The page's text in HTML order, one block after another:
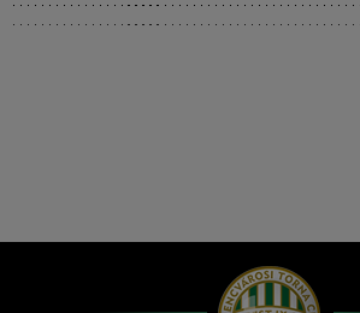
Hírek